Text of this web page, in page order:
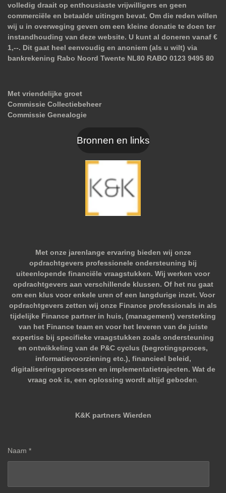
volledig draait op enthousiaste vrijwilligers en geen
commerciële en betaalde uitingen bevat. Om die reden willen
wij u in overweging geven om een kleine donatie te doen ter
instandhouding van deze website. U kunt al doneren vanaf €
1,--. Dit gaat heel eenvoudig en anoniem (als u wilt) via
bankrekening Rabo Noord Twente NL80 RABO 0123 9495 80
Met vriendelijke groet
Commissie Collectiebeheer
Commissie Genealogie
Bronnen en links
Met onze jarenlange ervaring bieden wij onze
opdrachtgevers professionele ondersteuning bij
uiteenlopende financiële vraagstukken. Wij werken voor
opdrachtgevers aan verschillende klussen. Of het nu gaat
om een klus voor enkele uren of een langdurige inzet. Voor
opdrachtgevers zetten wij onze Finance professionals in als
tijdelijke Finance partner in huis, (management) versterking
van het Finance team en voor het leveren van de juiste
expertise bij specifieke vraagstukken zoals ondersteuning
en ontwikkeling van de P&C cyclus (begrotingsproces,
informatievoorziening etc.), financieel beleid,
digitaliseringsprocessen en implementatietrajecten. Wat de
vraag ook is, een oplossing wordt altijd geboden.
K&K partners Wierden
Naam *